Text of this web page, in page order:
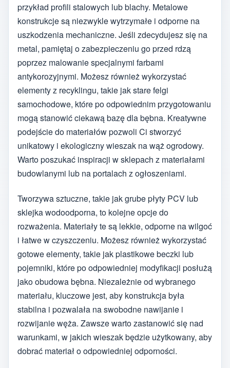
przykład profili stalowych lub blachy. Metalowe
konstrukcje są niezwykle wytrzymałe i odporne na
uszkodzenia mechaniczne. Jeśli zdecydujesz się na
metal, pamiętaj o zabezpieczeniu go przed rdzą
poprzez malowanie specjalnymi farbami
antykorozyjnymi. Możesz również wykorzystać
elementy z recyklingu, takie jak stare felgi
samochodowe, które po odpowiednim przygotowaniu
mogą stanowić ciekawą bazę dla bębna. Kreatywne
podejście do materiałów pozwoli Ci stworzyć
unikatowy i ekologiczny wieszak na wąż ogrodowy.
Warto poszukać inspiracji w sklepach z materiałami
budowlanymi lub na portalach z ogłoszeniami.
Tworzywa sztuczne, takie jak grube płyty PCV lub
sklejka wodoodporna, to kolejne opcje do
rozważenia. Materiały te są lekkie, odporne na wilgoć
i łatwe w czyszczeniu. Możesz również wykorzystać
gotowe elementy, takie jak plastikowe beczki lub
pojemniki, które po odpowiedniej modyfikacji posłużą
jako obudowa bębna. Niezależnie od wybranego
materiału, kluczowe jest, aby konstrukcja była
stabilna i pozwalała na swobodne nawijanie i
rozwijanie węża. Zawsze warto zastanowić się nad
warunkami, w jakich wieszak będzie użytkowany, aby
dobrać materiał o odpowiedniej odporności.